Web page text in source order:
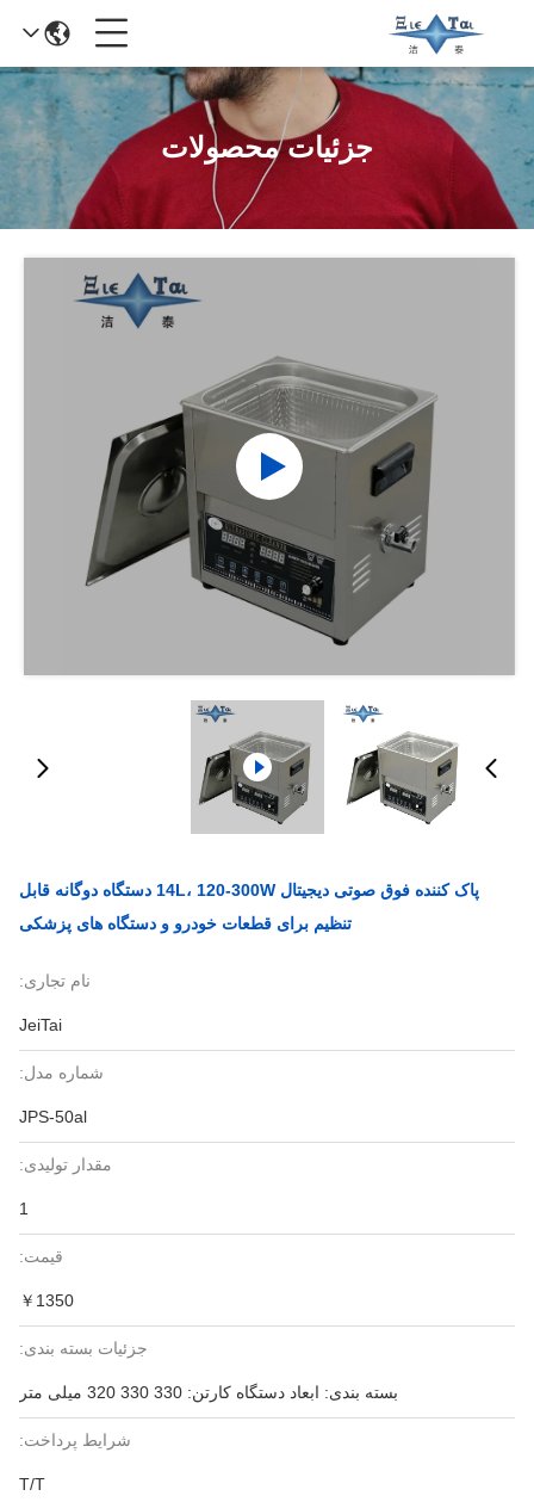
جزئیات محصولات
پاک کننده فوق صوتی دیجیتال 14L، 120-300W دستگاه دوگانه قابل
تنظیم برای قطعات خودرو و دستگاه های پزشکی
نام تجاری:
JeiTai
شماره مدل:
JPS-50al
مقدار تولیدی:
1
قیمت:
￥1350
جزئیات بسته بندی:
بسته بندی: ابعاد دستگاه کارتن: 330 330 320 میلی متر
شرایط پرداخت:
T/T